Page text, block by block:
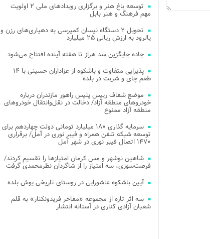
توسعه باغ هنر و برگزاری رویدادهای ملی ۲ اولویت
مهم فرهنگ و هنر بابل
تحویل ۲ دستگاه نیسان کمپرسی به دهیاری‌های رزن و
یالرود به ارزش ریالی ۲۵ میلیارد
جاده جایگزین سد هراز تا هفته آینده افتتاح می‌شود
پذیرایی متفاوت و باشکوه از عزاداران حسینی با ۱۴
طعم چای و شربت در بلده
موضع شفاف رییس پلیس راهور مازندران درباره
خودروهای منطقه آزاد/ دخالت در نقل‌وانتقال خودروهای
منطقه آزاد ممنوع
سرمایه گذاری ۱۸۰ میلیارد تومانی دولت چهاردهم برای
توسعه شبکه تلفن همراه و فیبر نوری در آمل/ برقراری
۱۴۷۰ اتصال فیبر نوری در شهر آمل
شاهین نوشهر و مس کرمان امتیازها را تقسیم کردند/
فرصت‌سوزی، سه امتیاز را از شاگردان نظرمحمدی گرفت
آیین باشکوه عاشورایی در روستای تاریخی یوش بلده
سه اثر تازه از مجموعه «مفاخر فریدونکنار» به قلم
شعبان آزادی کناری در آستانه انتشار